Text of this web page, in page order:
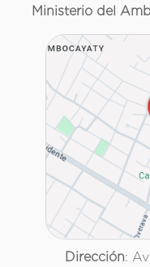
Ministerio del
Dirección: